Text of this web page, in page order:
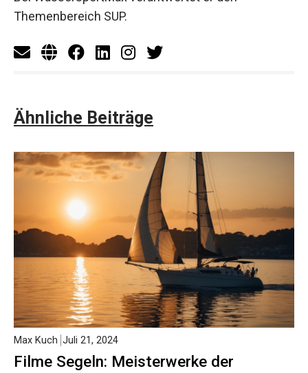
Themenbereich SUP.
Ähnliche Beiträge
Filme Segeln: Meisterwerke der
Max Kuch Juli 21, 2024